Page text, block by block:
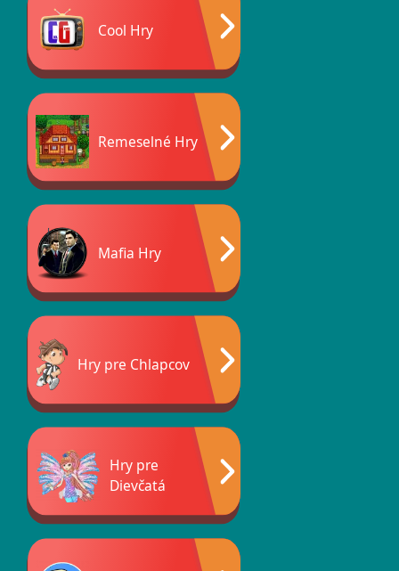
Cool Hry
Remeselné Hry
Mafia Hry
Hry pre Chlapcov
Hry pre
Dievčatá